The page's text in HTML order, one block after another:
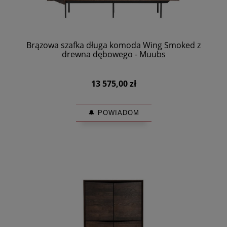
Brązowa szafka długa komoda Wing Smoked z
drewna dębowego - Muubs
13 575,00 zł
🔔 POWIADOM